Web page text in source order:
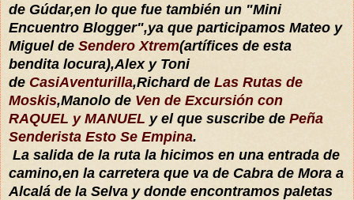
de Gúdar,en lo que fue también un "Mini
Encuentro Blogger",ya que participamos Mateo y
Miguel de Sendero Xtrem(artífices de esta
bendita locura),Alex y Toni
de CasiAventurilla,Richard de Las Rutas de
Moskis,Manolo de Ven de Excursión con
RAQUEL y MANUEL y el que suscribe de Peña
Senderista Esto Se Empina.
La salida de la ruta la hicimos en una entrada de
camino,en la carretera que va de Cabra de Mora a
Alcalá de la Selva y donde encontramos paletas